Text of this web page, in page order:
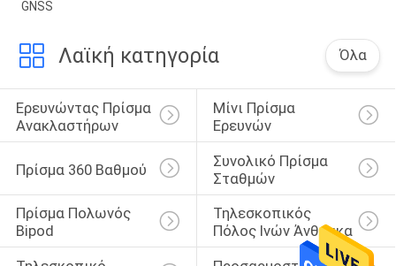
GNSS
Λαϊκή κατηγορία Όλα
Ερευνώντας Πρίσμα
Ανακλαστήρων
Μίνι Πρίσμα
Ερευνών
Πρίσμα 360 Βαθμού
Συνολικό Πρίσμα
Σταθμών
Πρίσμα Πολωνός
Bipod
Τηλεσκοπικός
Πόλος Ινών Άνθρακα